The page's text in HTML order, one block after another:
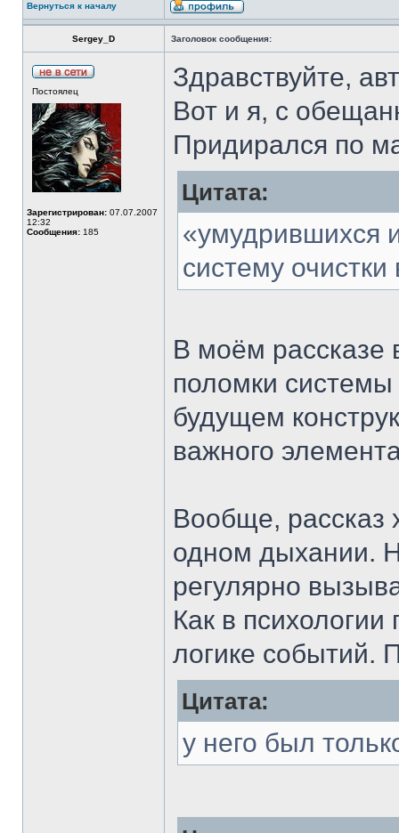
Вернуться к началу
Sergey_D Заголовок сообщения:
Постоялец
Зарегистрирован: 07.07.2007
12:32
Сообщения: 185
Здравствуйте,
Вот и я, с
Придирался по
Цитата:
«умудрившихся
систему очистки
В моём рассказе
поломки системы
будущем
важного
Вообще, рассказ
одном дыхании.
регулярно
Как в
логике событий.
Цитата:
у него был